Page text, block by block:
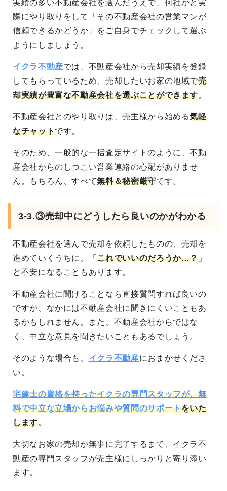
実績の多い不動産会社を選んだうえで、何社かと実
際にやり取りをして「その不動産会社の営業マンが
信頼できるかどうか」をご自身でチェックして選ぶ
ようにしましょう。
イクラ不動産では、不動産会社から売却実績を登録
してもらっているため、売却したいお家の地域で売
却実績が豊富な不動産会社を選ぶことができます。
不動産会社とのやり取りは、売主様から始める気軽
なチャットです。
そのため、一般的な一括査定サイトのように、不動
産会社からのしつこい営業連絡の心配がありませ
ん。もちろん、すべて無料＆秘密厳守です。
3-3.③売却中にどうしたら良いのかがわかる
不動産会社を選んで売却を依頼したものの、売却を
進めていくうちに、「これでいいのだろうか…？ 」
と不安になることもあります。
不動産会社に聞けることなら直接質問すれば良いの
ですが、なかには不動産会社に聞きにくいこともあ
るかもしれません。また、不動産会社からではな
く、中立な意見を聞きたいこともあるでしょう。
そのような場合も、 イクラ不動産におまかせくださ
い。
宅建士の資格を持ったイクラの専門スタッフが、無
料で中立な立場からお悩みや質問のサポートをいた
します。
大切なお家の売却が無事に完了するまで、イクラ不
動産の専門スタッフが売主様にしっかりと寄り添い
ます。